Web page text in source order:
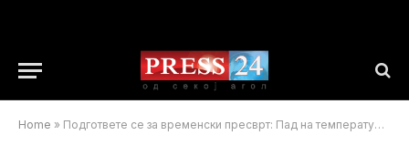
Home » Подгответе се за временски пресврт: Пад на температурите до сабота, од недела невреме со поројни дождови и грмежи